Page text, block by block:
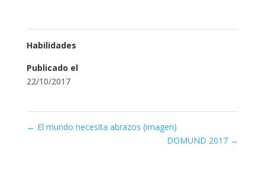
Habilidades
Publicado el
22/10/2017
← El mundo necesita abrazos (imagen)
DOMUND 2017 →